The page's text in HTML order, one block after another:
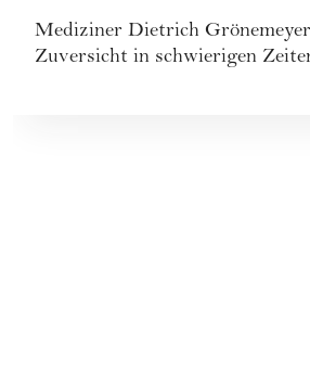
Mediziner Dietrich
Zuversicht in schwierigen